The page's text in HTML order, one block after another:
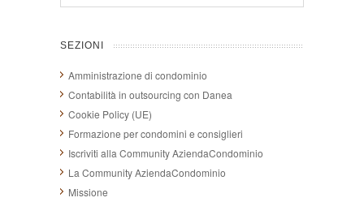
SEZIONI
Amministrazione di condominio
Contabilità in outsourcing con Danea
Cookie Policy (UE)
Formazione per condomini e consiglieri
Iscriviti alla Community AziendaCondominio
La Community AziendaCondominio
Missione